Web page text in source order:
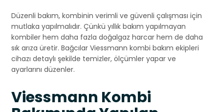
Düzenli bakım, kombinin verimli ve güvenli çalışması için
mutlaka yapılmalıdır. Çünkü yıllık bakım yapılmayan
kombiler hem daha fazla doğalgaz harcar hem de daha
sık arıza üretir. Bağcılar Viessmann kombi bakım ekipleri
cihazı detaylı şekilde temizler, ölçümler yapar ve
ayarlarını düzenler.
Viessmann Kombi